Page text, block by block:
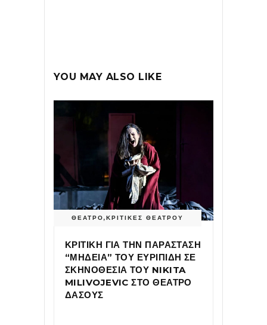
YOU MAY ALSO LIKE
ΘΕΑΤΡΟ,ΚΡΙΤΙΚΕΣ ΘΕΑΤΡΟΥ
ΚΡΙΤΙΚΗ ΓΙΑ ΤΗΝ ΠΑΡΑΣΤΑΣΗ
“ΜΗΔΕΙΑ” ΤΟΥ ΕΥΡΙΠΙΔΗ ΣΕ
ΣΚΗΝΟΘΕΣΙΑ ΤΟΥ NIKITA
MILIVOJEVIC ΣΤΟ ΘΕΑΤΡΟ
ΔΑΣΟΥΣ